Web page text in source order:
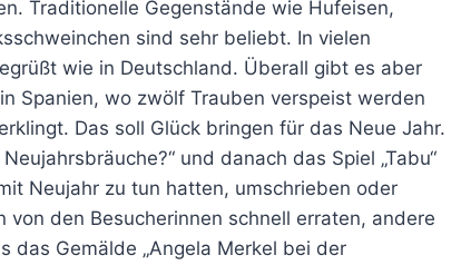
Traditionelle Gegenstände wie Hufeisen,
sind sehr beliebt. In vielen
wie in Deutschland. Überall gibt es aber
Spanien, wo zwölf Trauben verspeist werden
Das soll Glück bringen für das Neue Jahr.
und danach das Spiel „Tabu“
Neujahr zu tun hatten, umschrieben oder
den Besucherinnen schnell erraten, andere
das Gemälde „Angela Merkel bei der